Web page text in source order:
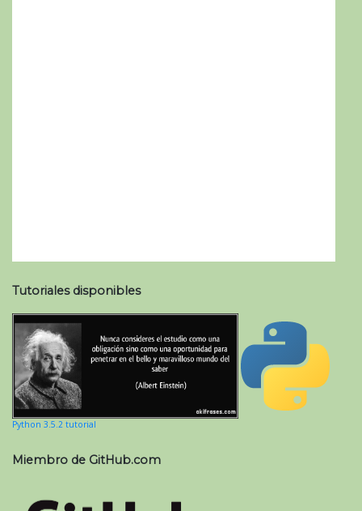
Tutoriales disponibles
Python 3.5.2 tutorial
Miembro de GitHub.com